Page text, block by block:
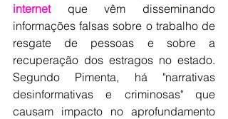
internet que vêm disseminando
informações falsas sobre o trabalho de
resgate de pessoas e sobre a
recuperação dos estragos no estado.
Segundo Pimenta, há "narrativas
desinformativas e criminosas" que
causam impacto no aprofundamento